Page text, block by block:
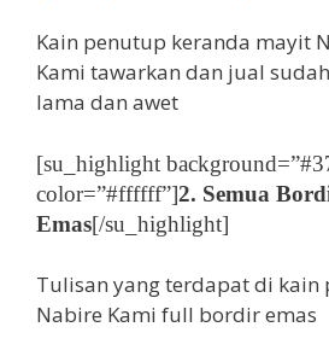
Kain penutup keranda mayit
Kami tawarkan dan jual
lama dan awet
[su_highlight
color=”#ffffff”]2. Semua
Emas[/su_highlight]
Tulisan yang terdapat di kain
Nabire Kami full bordir emas